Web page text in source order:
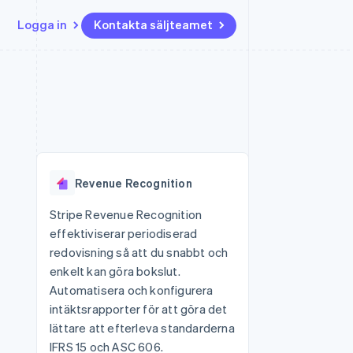
Logga in Kontakta säljteamet
plattformar
Radar
Bolagsbildning för startups
Climate
Koldioxidinfångning
Identity
Identitetsverifiering online
API-status
Revenue Recognition
Stripe Revenue Recognition
effektiviserar periodiserad
redovisning så att du snabbt och
enkelt kan göra bokslut.
Automatisera och konfigurera
intäktsrapporter för att göra det
lättare att efterleva standarderna
IFRS 15 och ASC 606.